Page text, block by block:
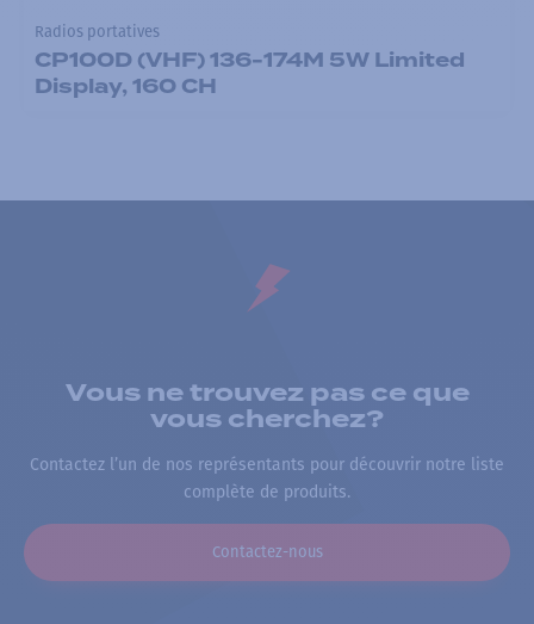
Radios portatives
CP100D (VHF) 136-174M 5W Limited
Display, 160 CH
Vous ne trouvez pas ce que
vous cherchez?
Contactez l’un de nos représentants pour découvrir notre liste
complète de produits.
Contactez-nous